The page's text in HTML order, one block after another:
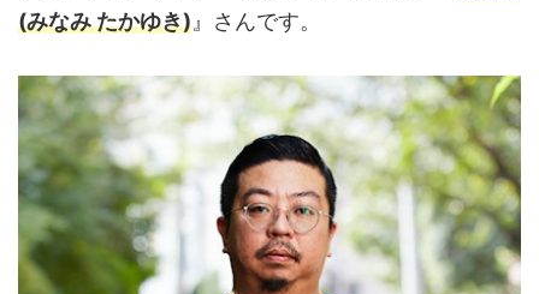
(みなみ たかゆき) 』さんです。